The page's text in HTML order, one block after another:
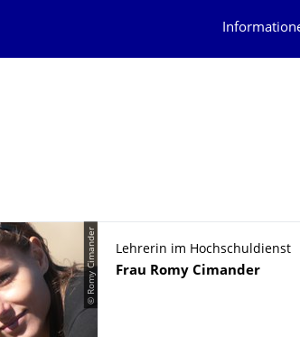
© Romy Cimander
Lehrerin im Hochschuldienst
Name
Frau Romy Cimander